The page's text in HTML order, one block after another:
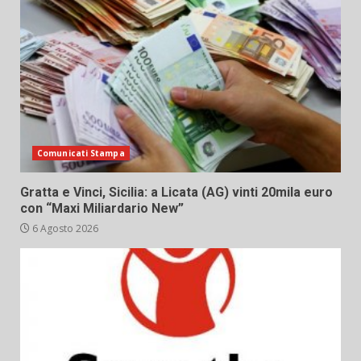
Comunicati Stampa
Gratta e Vinci, Sicilia: a Licata (AG) vinti 20mila euro
con “Maxi Miliardario New”
6 Agosto 2026